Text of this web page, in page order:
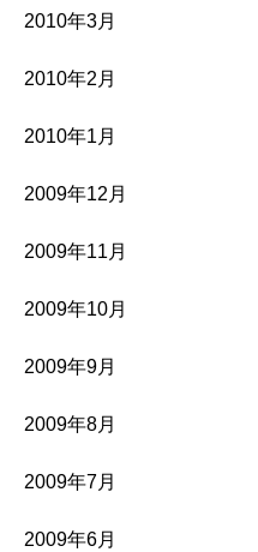
2010年3月
2010年2月
2010年1月
2009年12月
2009年11月
2009年10月
2009年9月
2009年8月
2009年7月
2009年6月